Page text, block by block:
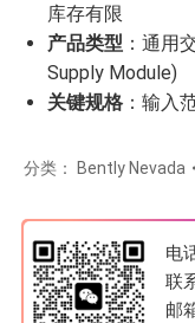
库存有限
产品类型 ：通用
Supply Module)
关键规格 ：输入
分类： Bently Nevada
电
联
邮